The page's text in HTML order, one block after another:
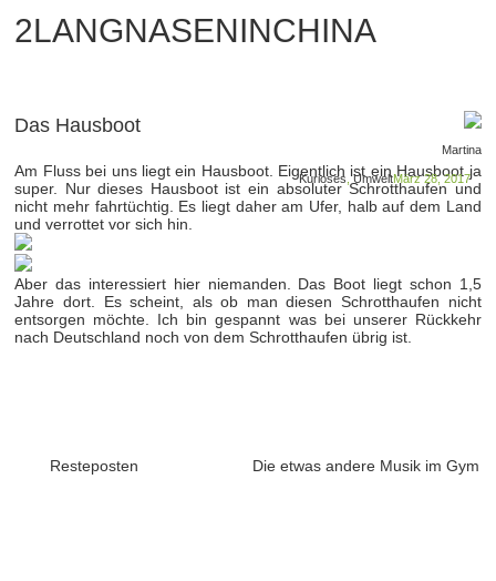
2LANGNASENINCHINA
Das Hausboot
Martina
März 28, 2017
Kurioses,Umwelt
Am Fluss bei uns liegt ein Hausboot. Eigentlich ist ein Hausboot ja
super. Nur dieses Hausboot ist ein absoluter Schrotthaufen und
nicht mehr fahrtüchtig. Es liegt daher am Ufer, halb auf dem Land
und verrottet vor sich hin.
Aber das interessiert hier niemanden. Das Boot liegt schon 1,5
Jahre dort. Es scheint, als ob man diesen Schrotthaufen nicht
entsorgen möchte. Ich bin gespannt was bei unserer Rückkehr
nach Deutschland noch von dem Schrotthaufen übrig ist.
Resteposten Die etwas andere Musik im Gym